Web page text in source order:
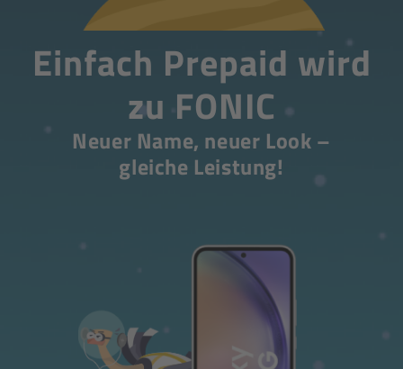
Einfach Prepaid wird
zu FONIC
Neuer Name, neuer Look –
gleiche Leistung!